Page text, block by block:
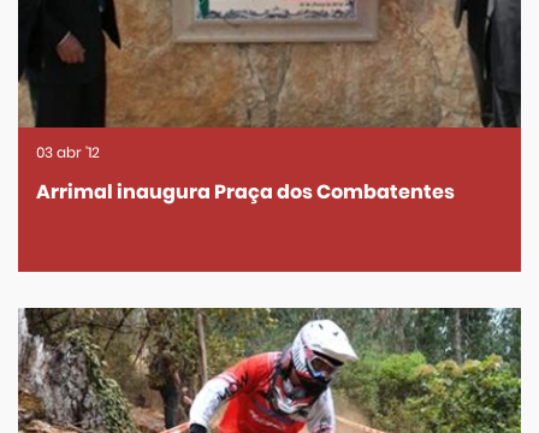
Arrimal inaugura Praça dos Combatentes
03abr'12